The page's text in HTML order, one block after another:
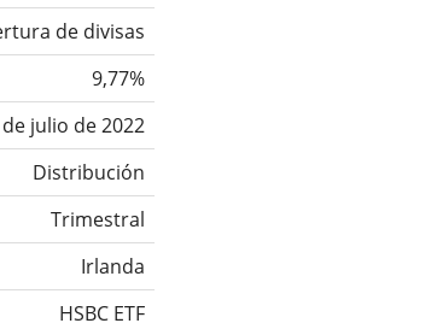
de divisas
9,77%
julio de 2022
Distribución
Trimestral
Irlanda
HSBC ETF